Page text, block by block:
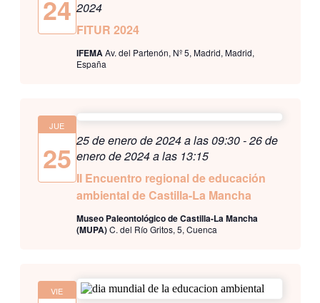
24
FITUR 2024
2024
IFEMAAv. del Partenón, Nº 5, Madrid, Madrid,
España
JUE
25
II Encuentro regional de educación
ambiental de Castilla-La Mancha
25 de enero de 2024 a las 09:30-26 de
enero de 2024 a las 13:15
Museo Paleontológico de Castilla-La Mancha
(MUPA)C. del Río Gritos, 5, Cuenca
VIE